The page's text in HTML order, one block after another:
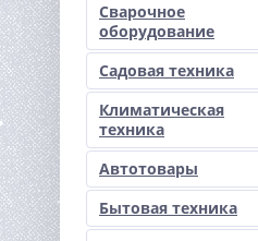
Сварочное
оборудование
Садовая техника
Климатическая
техника
Автотовары
Бытовая техника